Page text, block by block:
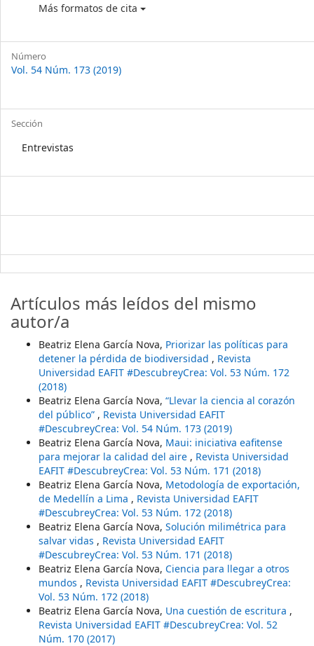
Más formatos de cita
Número
Vol. 54 Núm. 173 (2019)
Sección
Entrevistas
Artículos más leídos del mismo
autor/a
Beatriz Elena García Nova, Priorizar las políticas para
detener la pérdida de biodiversidad , Revista
Universidad EAFIT #DescubreyCrea: Vol. 53 Núm. 172
(2018)
Beatriz Elena García Nova, “Llevar la ciencia al corazón
del público” , Revista Universidad EAFIT
#DescubreyCrea: Vol. 54 Núm. 173 (2019)
Beatriz Elena García Nova, Maui: iniciativa eafitense
para mejorar la calidad del aire , Revista Universidad
EAFIT #DescubreyCrea: Vol. 53 Núm. 171 (2018)
Beatriz Elena García Nova, Metodología de exportación,
de Medellín a Lima , Revista Universidad EAFIT
#DescubreyCrea: Vol. 53 Núm. 172 (2018)
Beatriz Elena García Nova, Solución milimétrica para
salvar vidas , Revista Universidad EAFIT
#DescubreyCrea: Vol. 53 Núm. 171 (2018)
Beatriz Elena García Nova, Ciencia para llegar a otros
mundos , Revista Universidad EAFIT #DescubreyCrea:
Vol. 53 Núm. 172 (2018)
Beatriz Elena García Nova, Una cuestión de escritura ,
Revista Universidad EAFIT #DescubreyCrea: Vol. 52
Núm. 170 (2017)